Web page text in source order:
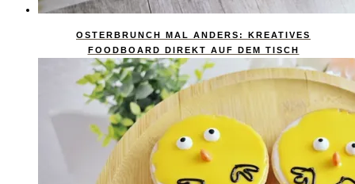
OSTERBRUNCH MAL ANDERS: KREATIVES
FOODBOARD DIREKT AUF DEM TISCH